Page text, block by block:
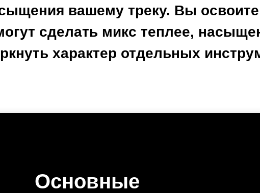
вашему треку. Вы освоите
сделать микс теплее,
характер отдельных
Основные